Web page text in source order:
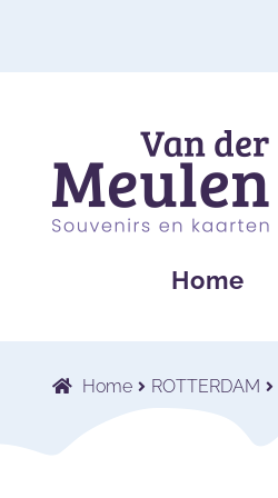
navigatie
inhoud
Home
Home ROTTERDAM